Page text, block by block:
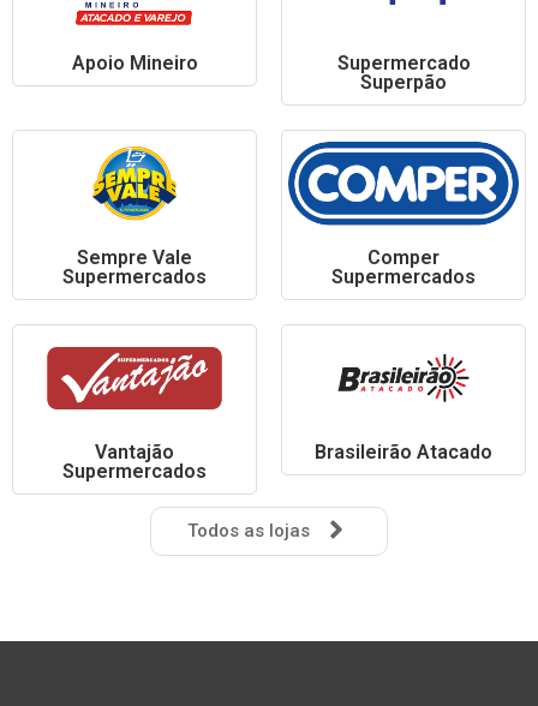
Apoio Mineiro
Supermercado
Superpão
Sempre Vale
Supermercados
Comper
Supermercados
Vantajão
Supermercados
Brasileirão Atacado
Todos as lojas